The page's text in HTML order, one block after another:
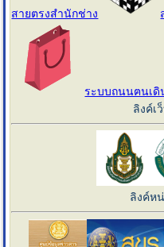
สายตรงสำนักช่าง
ระบบถนนฅนเ
ลิงค์เ
ลิงค์ห